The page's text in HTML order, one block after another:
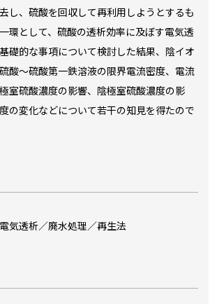
し、硫酸を回収して再利用しようとするも
環として、硫酸の透析効率に及ぼす電気透
礎的な事項について検討した結果、陰イオ
酸～硫酸第一鉄溶液の限界電流密度、電流
室硫酸濃度の影響、陰極室硫酸濃度の影
の変化などについて若干の知見を得たので
気透析／廃水処理／再生法